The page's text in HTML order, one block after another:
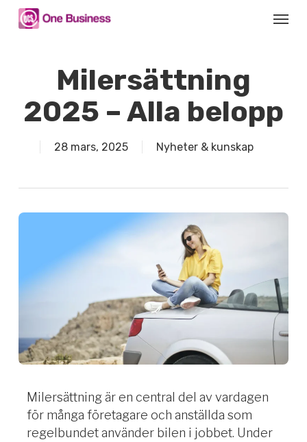
Menu
Milersättning
2025 – Alla belopp
28 mars, 2025 Nyheter & kunskap
Milersättning är en central del av vardagen
för många företagare och anställda som
regelbundet använder bilen i jobbet. Under